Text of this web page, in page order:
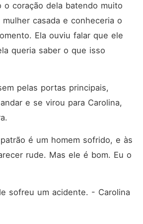
o coração dela batendo muito
casada e conheceria o
Ela ouviu falar que ele
queria saber o que isso
pelas portas principais,
e se virou para Carolina,
é um homem sofrido, e às
rude. Mas ele é bom. Eu o
sofreu um acidente. - Carolina